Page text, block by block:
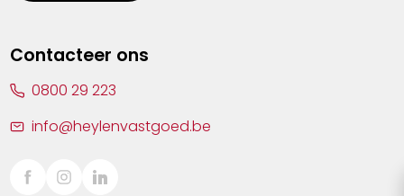
Sint-Truiden
Contacteer ons
0800 29 223
info@heylenvastgoed.be